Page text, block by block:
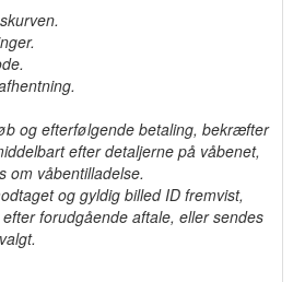
og efterfølgende betaling, bekræfter
efter detaljerne på våbenet,
om våbentilladelse.
og gyldig billed ID fremvist,
forudgående aftale, eller sendes